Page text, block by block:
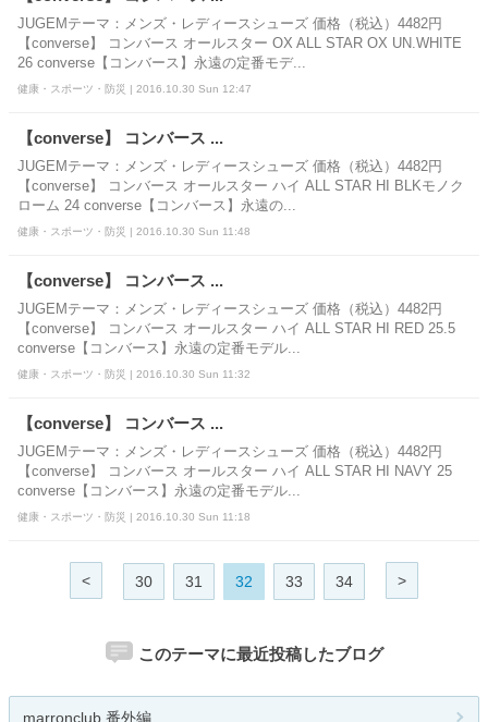
JUGEMテーマ：メンズ・レディースシューズ 価格（税込）4482円
【converse】 コンバース オールスター OX ALL STAR OX UN.WHITE
26 converse【コンバース】永遠の定番モデ...
健康・スポーツ・防災 | 2016.10.30 Sun 12:47
【converse】 コンバース ...
JUGEMテーマ：メンズ・レディースシューズ 価格（税込）4482円
【converse】 コンバース オールスター ハイ ALL STAR HI BLKモノク
ローム 24 converse【コンバース】永遠の...
健康・スポーツ・防災 | 2016.10.30 Sun 11:48
【converse】 コンバース ...
JUGEMテーマ：メンズ・レディースシューズ 価格（税込）4482円
【converse】 コンバース オールスター ハイ ALL STAR HI RED 25.5
converse【コンバース】永遠の定番モデル...
健康・スポーツ・防災 | 2016.10.30 Sun 11:32
【converse】 コンバース ...
JUGEMテーマ：メンズ・レディースシューズ 価格（税込）4482円
【converse】 コンバース オールスター ハイ ALL STAR HI NAVY 25
converse【コンバース】永遠の定番モデル...
健康・スポーツ・防災 | 2016.10.30 Sun 11:18
< 30 31 32 33 34 >
このテーマに最近投稿したブログ
marronclub 番外編